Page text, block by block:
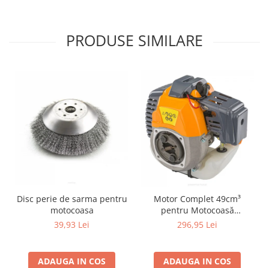
PRODUSE SIMILARE
Disc perie de sarma pentru
motocoasa
39,93 Lei
ADAUGA IN COS
Motor Complet 49cm³
pentru Motocoasă
POWERMAT | 6 CP |
296,95 Lei
ADAUGA IN COS